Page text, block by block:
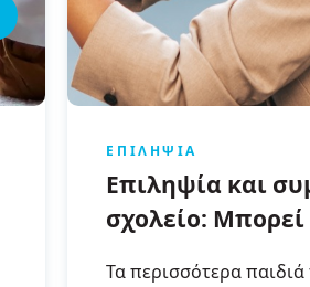
ΕΠΙΛΗΨΊΑ
Επιληψία και
σχολείο:
Τα περισσότερα